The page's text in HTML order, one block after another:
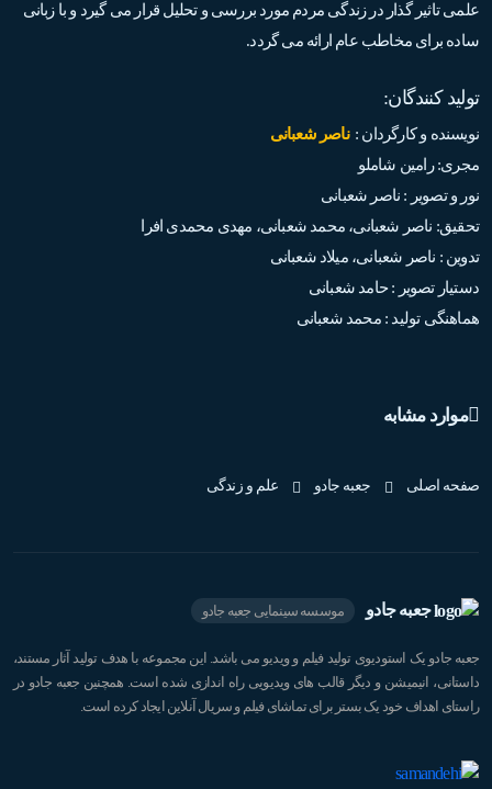
علمی تاثیر گذار در زندگی مردم مورد بررسی و تحلیل قرار می گیرد و با زبانی
ساده برای مخاطب عام ارائه می گردد.
تولید کنندگان:
نویسنده و کارگردان : ناصر شعبانی
مجری: رامین شاملو
نور و تصویر : ناصر شعبانی
تحقیق: ناصر شعبانی، محمد شعبانی، مهدی محمدی افرا
تدوین : ناصر شعبانی، میلاد شعبانی
دستیار تصویر : حامد شعبانی
هماهنگی تولید : محمد شعبانی
موارد مشابه
صفحه اصلی جعبه جادو علم و زندگی
جعبه جادو موسسه سینمایی جعبه جادو
جعبه جادو یک استودیوی تولید فیلم و ویدیو می باشد. این مجموعه با هدف تولید آثار مستند،
داستانی، انیمیشن و دیگر قالب های ویدیویی راه اندازی شده است. همچنین جعبه جادو در
راستای اهداف خود یک بستر برای تماشای فیلم و سریال آنلاین ایجاد کرده است.